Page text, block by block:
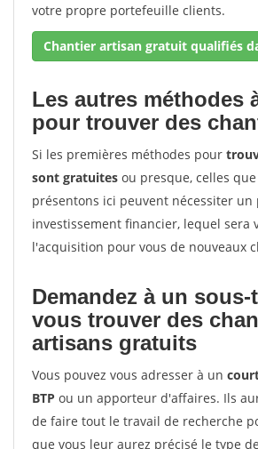
votre propre portefeuille clients.
Les autres méthodes
pour trouver des
Si les premières méthodes pour
sont gratuites ou presque, celles
présentons ici peuvent nécessiter un
investissement financier, lequel sera
l'acquisition pour vous de nouveaux
Demandez à un
vous trouver des
artisans gratuits
Vous pouvez vous adresser à un
BTP ou un apporteur d'affaires. Ils
de faire tout le travail de recherche
que vous leur aurez précisé le type